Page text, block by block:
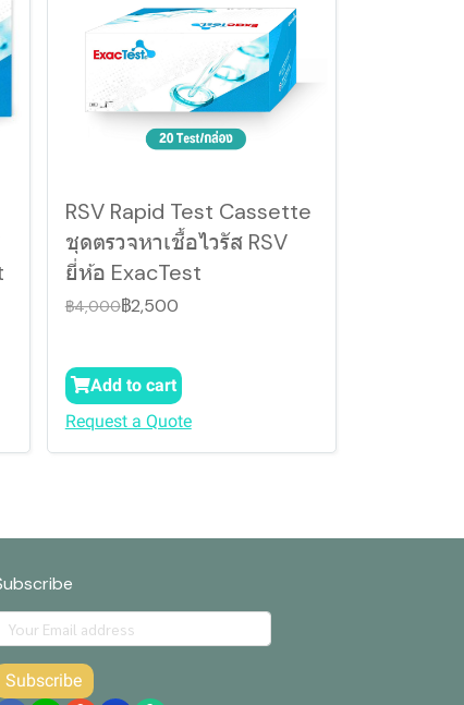
RSV Rapid Test Cassette
ชุดตรวจหาเชื้อไวรัส RSV
ยี่ห้อ ExacTest
฿4,000฿2,500
Add to cart
Request a Quote
Subscribe